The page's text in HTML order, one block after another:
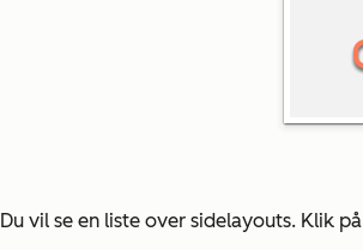
Du vil se en liste over sidelayouts. Klik på